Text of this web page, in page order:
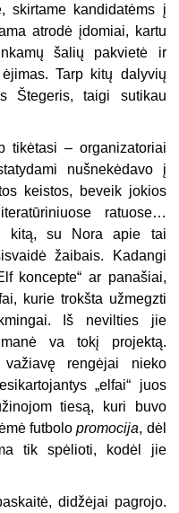
skirtame kandidatėms į
atrodė įdomiai, kartu
šalių pakvietė ir
Tarp kitų dalyvių
Štegeris, taigi sutikau
tikėtasi – organizatoriai
nušnekėdavo į
keistos, beveik jokios
ratuose…
kitą, su Nora apie tai
žaibais. Kadangi
koncepte“ ar panašiai,
kurie trokšta užmegzti
Iš nevilties jie
va tokį projektą.
rengėjai nieko
„elfai“ juos
tiesą, kuri buvo
futbolopromocija, dėl
tik spėlioti, kodėl jie
didžėjai pagrojo.